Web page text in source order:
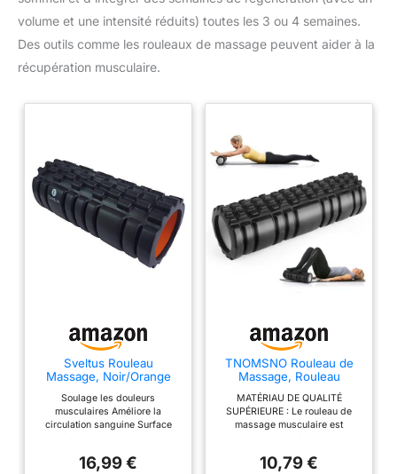
volume et une intensité réduits) toutes les 3 ou 4 semaines.
Des outils comme les rouleaux de massage peuvent aider à la
récupération musculaire.
Sveltus Rouleau
Massage, Noir/Orange
Soulage les douleurs
musculaires Améliore la
circulation sanguine Surface
16,99 €
TNOMSNO Rouleau de
Massage, Rouleau
Massage Foam Roller,
Rouleau Massage Dos
pour Massage Profond
des Muscles, 30 x 8cm
MATÉRIAU DE QUALITÉ
SUPÉRIEURE : Le rouleau de
massage musculaire est
ne se déformera pas et ne
10,79 €